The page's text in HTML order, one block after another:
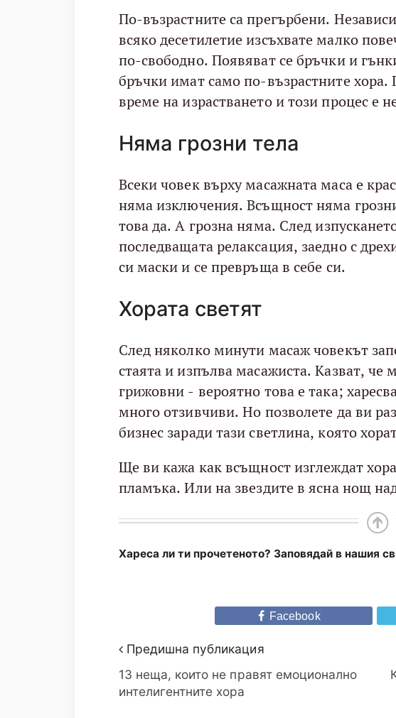
По-възрастните са прегърбени.
всяко десетилетие изсъхвате малко
по-свободно. Появяват се бръчки и
бръчки имат само по-възрастните хора.
време на израстването и този процес е
Няма грозни тела
Всеки човек върху масажната маса е
няма изключения. Всъщност няма
това да. А грозна няма. След
последващата релаксация, заедно с
си маски и се превръща в себе си.
Хората светят
След няколко минути масаж човекът
стаята и изпълва масажиста. Казват, че
грижовни - вероятно това е така;
много отзивчиви. Но позволете да ви
бизнес заради тази светлина, която
Ще ви кажа как всъщност изглеждат
пламъка. Или на звездите в ясна нощ
Хареса ли ти прочетеното? Заповядай в нашия
Facebook
Предишна публикация
13 неща, които не правят емоционално
интелигентните хора